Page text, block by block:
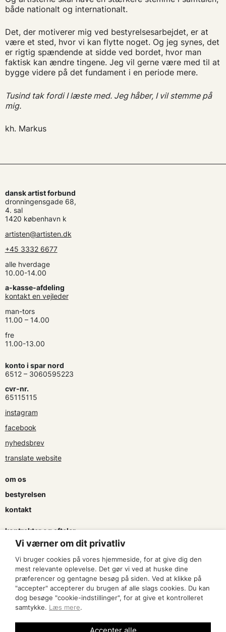
både nationalt og internationalt.
Det, der motiverer mig ved bestyrelsesarbejdet, er at
være et sted, hvor vi kan flytte noget. Og jeg synes, det
er rigtig spændende at sidde ved bordet, hvor man
faktisk kan ændre tingene. Jeg vil gerne være med til at
bygge videre på det fundament i en periode mere.
Tusind tak fordi I læste med. Jeg håber, I vil stemme på
mig.
kh. Markus
dansk artist forbund
dronningensgade 68,
4. sal
1420 københavn k
artisten@artisten.dk
+45 3332 6677
alle hverdage
10.00-14.00
a-kasse-afdeling
kontakt en vejleder
man-tors
11.00 – 14.00
fre
11.00-13.00
konto i spar nord
6512 – 3060595223
cvr-nr.
65115115
instagram
facebook
nyhedsbrev
translate website
om os
bestyrelsen
kontakt
kontrakter og aftaler
søg tilskud
presse & logo
bliv medlem
Vi værner om dit privatliv
Vi bruger cookies på vores hjemmeside, for at give dig den
mest relevante oplevelse. Det gør vi ved at huske dine
præferencer og gentagne besøg på siden. Ved at klikke på
"accepter" accepterer du brugen af alle slags cookies. Du kan
dog besøge "cookie-indstillinger", for at give et kontrolleret
samtykke. Læs mere.